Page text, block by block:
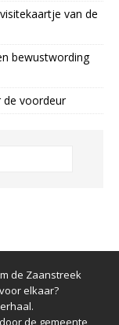
van de
bewustwording
de voordeur
de Zaanstreek
elkaar?
de gemeente